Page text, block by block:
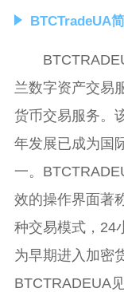
BTCTradeUA
兰数字资产交易
货币交易服务。
年发展已成为国
一。
效的操作界面著
种交易模式，24
为早期进入加密
BTCTRADEUA